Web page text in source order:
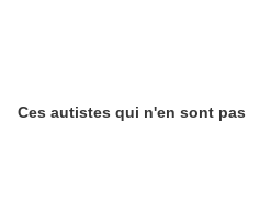
Ces autistes qui n'en sont pas